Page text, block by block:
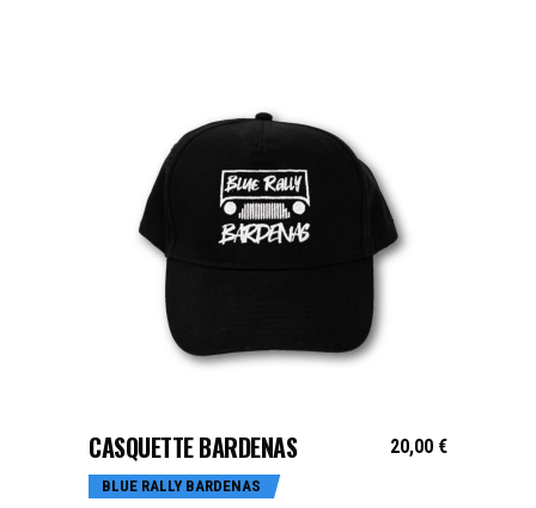
CASQUETTE BARDENAS 20,00 €
BLUE RALLY BARDENAS